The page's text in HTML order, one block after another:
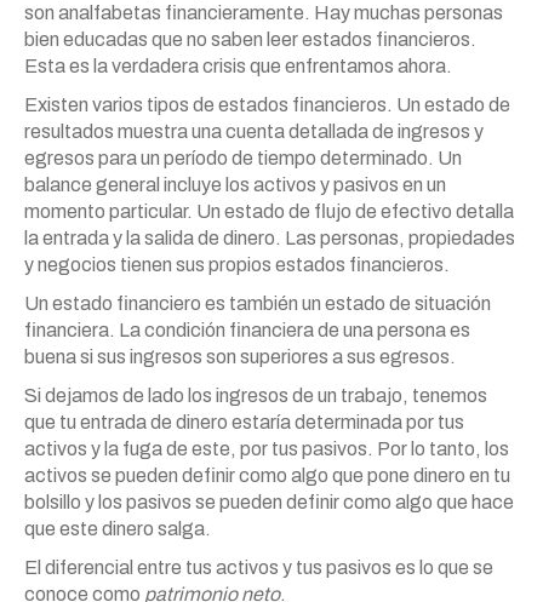
son analfabetas financieramente. Hay muchas personas
bien educadas que no saben leer estados financieros.
Esta es la verdadera crisis que enfrentamos ahora.
Existen varios tipos de estados financieros. Un estado de
resultados muestra una cuenta detallada de ingresos y
egresos para un período de tiempo determinado. Un
balance general incluye los activos y pasivos en un
momento particular. Un estado de flujo de efectivo detalla
la entrada y la salida de dinero. Las personas, propiedades
y negocios tienen sus propios estados financieros.
Un estado financiero es también un estado de situación
financiera. La condición financiera de una persona es
buena si sus ingresos son superiores a sus egresos.
Si dejamos de lado los ingresos de un trabajo, tenemos
que tu entrada de dinero estaría determinada por tus
activos y la fuga de este, por tus pasivos. Por lo tanto, los
activos se pueden definir como algo que pone dinero en tu
bolsillo y los pasivos se pueden definir como algo que hace
que este dinero salga.
El diferencial entre tus activos y tus pasivos es lo que se
conoce como patrimonio neto.